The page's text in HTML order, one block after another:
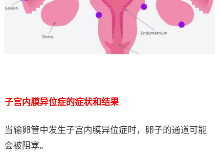
子宫内膜异位症的症状和结果
当输卵管中发生子宫内膜异位症时，卵子的通道可能
会被阻塞。